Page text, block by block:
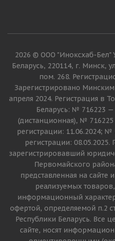
2026 © ООО "Иноксхаб-Бел"
Беларусь, 220114, г. Минск,
пом. 268.
Зарегистрировано
апреля 2024. Регистрация в
Беларусь: № 716223 —
(дистанционная), №
регистрации: 11.06.2024;
регистрации: 08.05.2025.
зарегистрировавший
Первомайского
представленная на
реализуемых
информационный
офертой, определяемой п.2
Республики Беларусь. Все
сайте, носят